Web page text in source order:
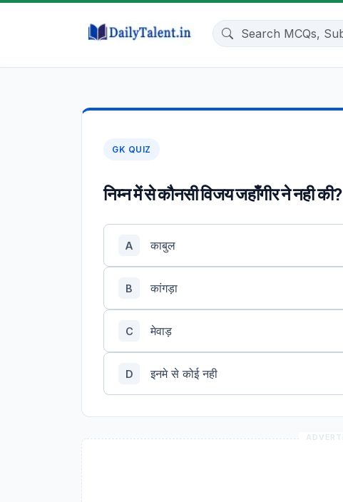
GK QUIZ
निम्न में से कौनसी विजय जहाँगीर ने नही की?
A काबुल
B कांगड़ा
C मेवाड़
D इनमे से कोई नही